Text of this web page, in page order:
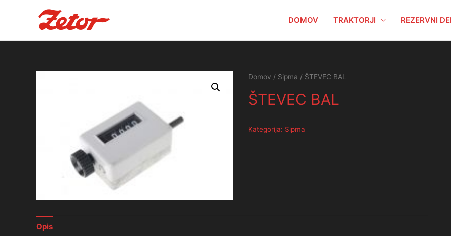
DOMOV TRAKTORJI REZERVNI
Domov / Sipma / ŠTEVEC BAL
ŠTEVEC BAL
Kategorija: Sipma
Opis